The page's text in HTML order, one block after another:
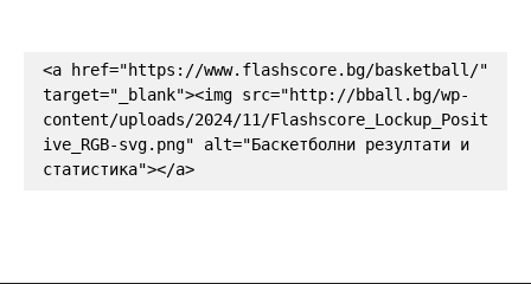
<a href="https://www.flashscore.bg/basketball/"
target="_blank"><img src="http://bball.bg/wp-
content/uploads/2024/11/Flashscore_Lockup_Posit
ive_RGB-svg.png" alt="Баскетболни резултати и
статистика"></a>